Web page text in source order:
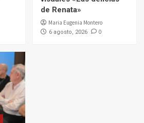
de Renata»
Maria Eugenia Montero
6 agosto, 2026 0